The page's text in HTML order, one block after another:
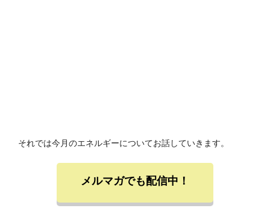
それでは今月のエネルギーについてお話していきます。
メルマガでも配信中！